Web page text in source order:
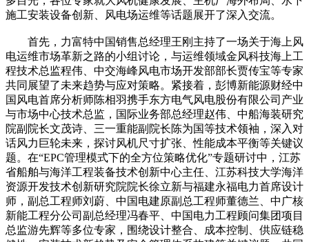
施工安装设备创新、风电场运维等话题展开了深入交流。
首先，力富特中国销售总经理王刚主持了一场关于海上风
电运维市场革新之路的小组讨论，与运维领域金风科技海上工
程技术总监程伟、中交海峰风电市场开发部部长贾传宝等专家
共同展望了未来趋势与应对策略。紧接着，彭博新能源财经中
国风电首席分析师陈相羽携手东方电气风电股份有限公司产业
与市场中心技术总监，国际业务部总经理赵伟、中船海装研究
院副院长文茂诗、三一重能副院长陈为国等技术领袖，深入对
话风力巨轮未来，探讨风机尺寸扩张、性能成本平衡等关键议
题。在“EPC管理模式下的全方位策略优化”专题研讨中，江苏
省船舶与海洋工程装备技术创新中心主任、江苏科技大学海洋
资源开发技术创新研究院院长徐立新与福建永福电力首席设计
师，副总工程师刘蔚、中国电建原副总工程师董德兰、中广核
新能工程分公司副总经理冯春平、中国电力工程顾问集团项目
总监游先辉等多位专家，围绕设计整合、成本控制、供应链稳